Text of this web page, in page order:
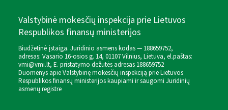
Valstybinė mokesčių inspekcija prie Lietuvos
Respublikos finansų ministerijos
Biudžetinė įstaiga. Juridinio asmens kodas — 188659752,
adresas: Vasario 16-osios g. 14, 01107 Vilnius, Lietuva, el.paštas:
vmi@vmi.lt, E. pristatymo dėžutės adresas 188659752
Duomenys apie Valstybinę mokesčių inspekciją prie Lietuvos
Respublikos finansų ministerijos kaupiami ir saugomi Juridinių
asmenų registre